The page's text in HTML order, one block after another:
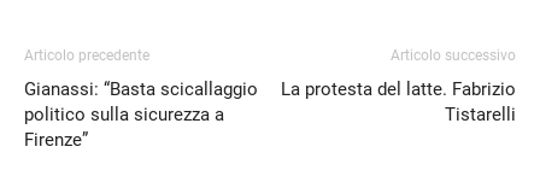
Articolo precedente
Gianassi: “Basta scicallaggio
politico sulla sicurezza a
Firenze”
Articolo successivo
La protesta del latte. Fabrizio
Tistarelli